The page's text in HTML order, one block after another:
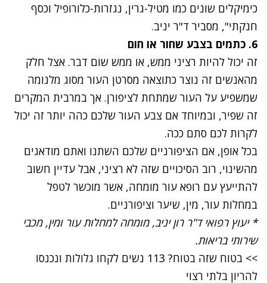
כימיקלים שונים כמו מטיל-גרין, נגזרות-כלורופיל וכסף
חנקתי", מסביר ד"ר יניב.
6. כתמים בצבע שחור או חום
זה יכול להיות רציני ממש, או ממש שום דבר. אצל חלק
מהאנשים זה נוצר כתוצאה מסרטן העור מסוג מלנומה
שמשפיע על העור שמתחת לציפורן. אך במרבית המקרים
זה שפיר, ובמיוחד אם צבע העור שלכם כהה יותר זה יכול
לקרות לכם סתם ככה.
בכל אופן, אם הציפורניים שלכם השתנו ואתם מודאגים
מהשינוי, רוב הסיכויים שזה לא רציני, אבל עדיין חשוב
להתייעץ עם רופא עור מומחה, אשר מוכשר לטפל
במחלות עור, מין, שיער וציפורניים.
* יעוץ רפואי ד"ר רון יניב, מומחה למחלות עור ומין, מכבי
שירותי בריאות.
>> בטוח שזה בטוח? 113 נשים לקחו גלולות ונכנסו
להריון בלתי רצוי